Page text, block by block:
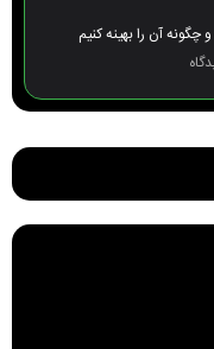
آن را بهینه کنیم